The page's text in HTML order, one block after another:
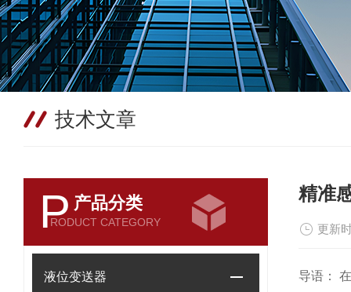
技术文章
P 产品分类
RODUCT CATEGORY
液位变送器
精准
更新
导语：